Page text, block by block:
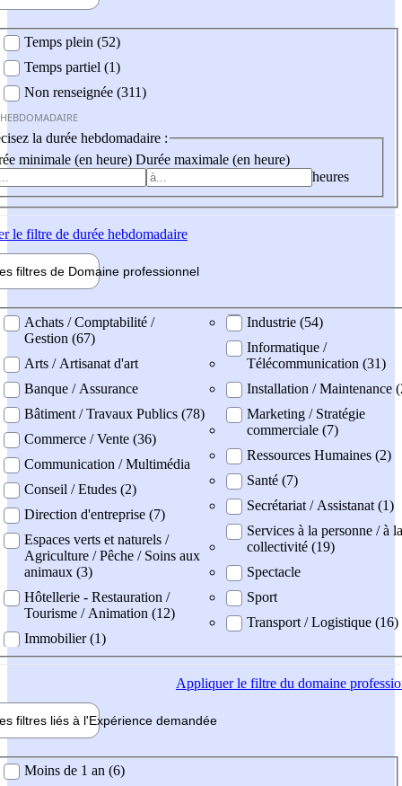
Temps plein (52)
Temps partiel (1)
Non renseignée (311)
la durée hebdomadaire :
minimale (en heure) Durée maximale (en heure)
heures
le filtre de durée hebdomadaire
filtres de Domaine professionnel
professionel
Achats / Comptabilité /
Gestion (67)
Arts / Artisanat d'art
Banque / Assurance
Bâtiment / Travaux Publics (78)
Commerce / Vente (36)
Communication / Multimédia
Conseil / Etudes (2)
Direction d'entreprise (7)
Espaces verts et naturels /
Agriculture / Pêche / Soins aux
animaux (3)
Hôtellerie - Restauration /
Tourisme / Animation (12)
Immobilier (1)
Industrie (54)
Informatique /
Télécommunication (31)
Installation / Maintenance
Marketing / Stratégie
commerciale (7)
Ressources Humaines (2)
Santé (7)
Secrétariat / Assistanat (1)
Services à la personne / à la
collectivité (19)
Spectacle
Sport
Transport / Logistique (16)
Appliquerle filtre du domaine
filtres liés à l'Expérience demandée
demandée
Moins de 1 an (6)